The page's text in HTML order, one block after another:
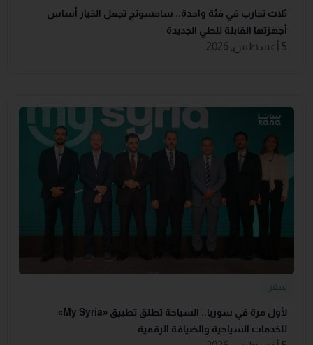
ثلاث تجارب في فئة واحدة.. سامسونج تجعل الخيار أساس
أجهزتها القابلة للطي الجديدة
5 أغسطس, 2026
سفر
لأول مرة في سوريا.. السياحة تطلق تطبيق «‏My Syria‏»
للخدمات السياحية والضيافة ‏الرقمية